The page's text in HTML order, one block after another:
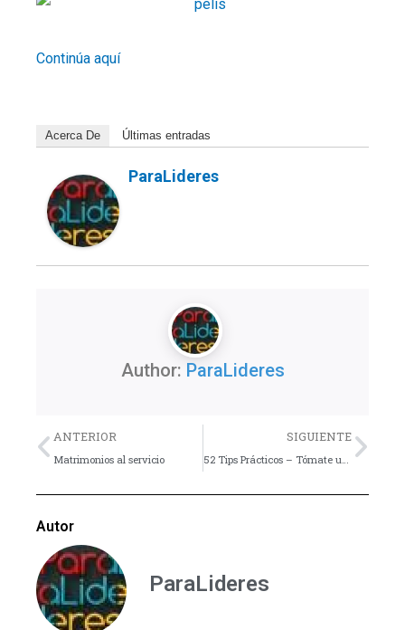
Continúa aquí
Acerca De Últimas entradas
ParaLideres
Author: ParaLideres
Previo
ANTERIOR
Matrimonios al servicio
SIGUIENTE
Autor
ParaLideres